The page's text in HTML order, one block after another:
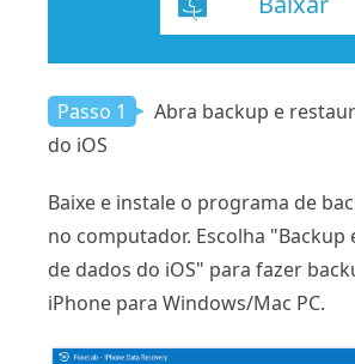
Passo 1
Abra backup e
do iOS
Baixe e instale o programa de
no computador. Escolha "Backup
de dados do iOS" para fazer
iPhone para Windows/Mac PC.